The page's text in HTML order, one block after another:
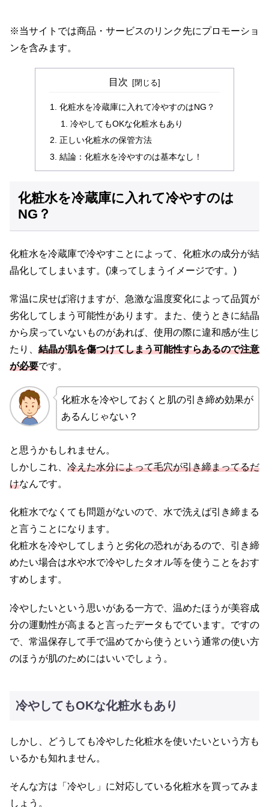
※当サイトでは商品・サービスのリンク先にプロモーショ
ンを含みます。
目次
化粧水を冷蔵庫に入れて冷やすのはNG？
冷やしてもOKな化粧水もあり
正しい化粧水の保管方法
結論：化粧水を冷やすのは基本なし！
化粧水を冷蔵庫に入れて冷やすのは
NG？
化粧水を冷蔵庫で冷やすことによって、化粧水の成分が結
晶化してしまいます。(凍ってしまうイメージです。)
常温に戻せば溶けますが、急激な温度変化によって品質が
劣化してしまう可能性があります。また、使うときに結晶
から戻っていないものがあれば、使用の際に違和感が生じ
たり、 結晶が肌を傷つけてしまう可能性すらあるので注意
が必要です。
化粧水を冷やしておくと肌の引き締め効果が
あるんじゃない？
と思うかもしれません。
しかしこれ、 冷えた水分によって毛穴が引き締まってるだ
けなんです。
化粧水でなくても問題がないので、水で洗えば引き締まる
と言うことになります。
化粧水を冷やしてしまうと劣化の恐れがあるので、引き締
めたい場合は水や水で冷やしたタオル等を使うことをおす
すめします。
冷やしたいという思いがある一方で、温めたほうが美容成
分の運動性が高まると言ったデータもでています。ですの
で、常温保存して手で温めてから使うという通常の使い方
のほうが肌のためにはいいでしょう。
冷やしてもOKな化粧水もあり
しかし、どうしても冷やした化粧水を使いたいという方も
いるかも知れません。
そんな方は「冷やし」に対応している化粧水を買ってみま
しょう。